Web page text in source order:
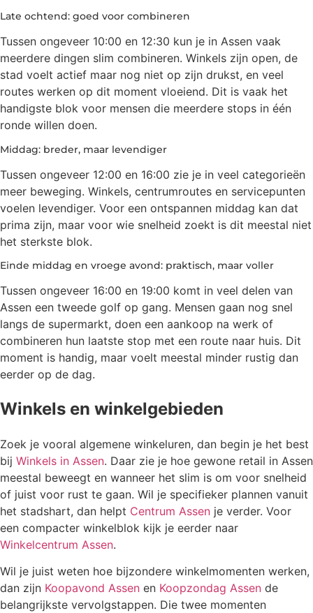
Late ochtend: goed voor combineren
Tussen ongeveer 10:00 en 12:30 kun je in Assen vaak
meerdere dingen slim combineren. Winkels zijn open, de
stad voelt actief maar nog niet op zijn drukst, en veel
routes werken op dit moment vloeiend. Dit is vaak het
handigste blok voor mensen die meerdere stops in één
ronde willen doen.
Middag: breder, maar levendiger
Tussen ongeveer 12:00 en 16:00 zie je in veel categorieën
meer beweging. Winkels, centrumroutes en servicepunten
voelen levendiger. Voor een ontspannen middag kan dat
prima zijn, maar voor wie snelheid zoekt is dit meestal niet
het sterkste blok.
Einde middag en vroege avond: praktisch, maar voller
Tussen ongeveer 16:00 en 19:00 komt in veel delen van
Assen een tweede golf op gang. Mensen gaan nog snel
langs de supermarkt, doen een aankoop na werk of
combineren hun laatste stop met een route naar huis. Dit
moment is handig, maar voelt meestal minder rustig dan
eerder op de dag.
Winkels en winkelgebieden
Zoek je vooral algemene winkeluren, dan begin je het best
bij Winkels in Assen. Daar zie je hoe gewone retail in Assen
meestal beweegt en wanneer het slim is om voor snelheid
of juist voor rust te gaan. Wil je specifieker plannen vanuit
het stadshart, dan helpt Centrum Assen je verder. Voor
een compacter winkelblok kijk je eerder naar
Winkelcentrum Assen.
Wil je juist weten hoe bijzondere winkelmomenten werken,
dan zijn Koopavond Assen en Koopzondag Assen de
belangrijkste vervolgstappen. Die twee momenten